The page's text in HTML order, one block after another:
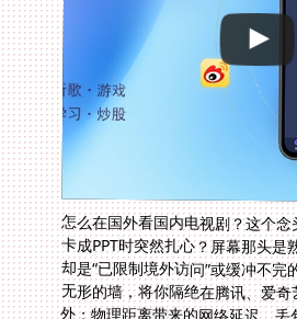
怎么在国外看国内电视剧？这个
卡成PPT时突然扎心？屏幕那头
却是“已限制境外访问”或缓冲不
无形的墙，将你隔绝在腾讯、爱
外；物理距离带来的网络延迟、
逐帧卡顿的幻灯片。真正的解决
找盗版资源，而是用一根稳定的“